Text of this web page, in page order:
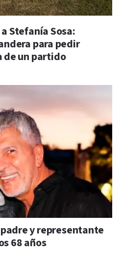
Stefanía Sosa:
para pedir
de un partido
y representante
68 años